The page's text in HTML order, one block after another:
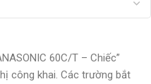
60C/T – Chiếc”
công khai. Các trường bắt